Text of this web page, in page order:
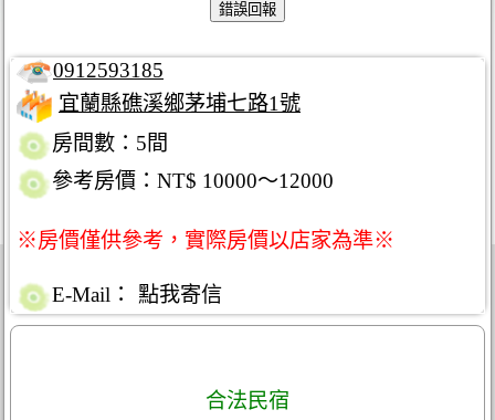
0912593185
宜蘭縣礁溪鄉茅埔七路1號
房間數：5間
參考房價：NT$ 10000～12000
※房價僅供參考，實際房價以店家為準※
E-Mail： 點我寄信
合法民宿